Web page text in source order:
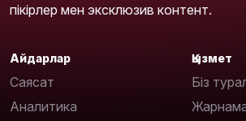
пікірлер мен эксклюзив контент.
Айдарлар
Саясат
Аналитика
Қызмет
Біз